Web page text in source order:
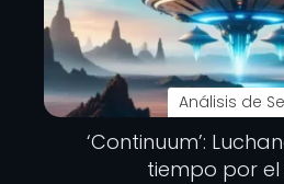
Análisis de
‘Continuum’:
tiempo por